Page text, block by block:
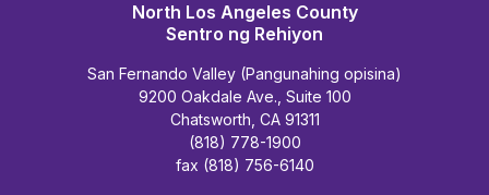
North Los Angeles County
Sentro ng Rehiyon
San Fernando Valley (Pangunahing opisina)
9200 Oakdale Ave., Suite 100
Chatsworth, CA 91311
(818) 778-1900
fax (818) 756-6140